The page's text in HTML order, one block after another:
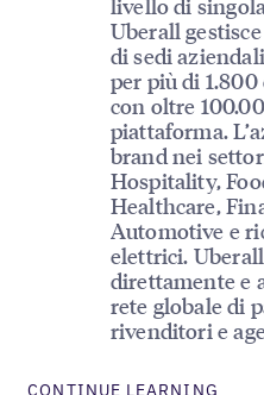
livello di
Uberall
di sedi
per più di
con oltre
piattaforma.
brand nei
Hospitality,
Healthcare,
Automotive e
elettrici.
direttamente e
rete globale di
rivenditori e
CONTINUE LEARNING